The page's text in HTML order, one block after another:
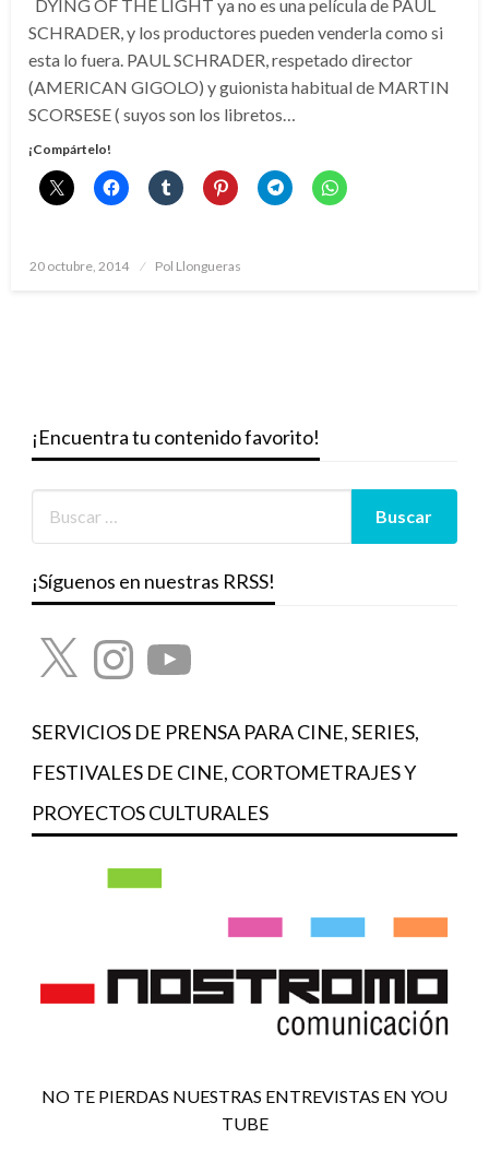
DYING OF THE LIGHT ya no es una película de PAUL
SCHRADER, y los productores pueden venderla como si
esta lo fuera. PAUL SCHRADER, respetado director
(AMERICAN GIGOLO) y guionista habitual de MARTIN
SCORSESE ( suyos son los libretos…
¡Compártelo!
Publicado
20 octubre, 2014 Pol Llongueras
¡Encuentra tu contenido favorito!
¡Síguenos en nuestras RRSS!
X InstagramYouTube
SERVICIOS DE PRENSA PARA CINE, SERIES,
FESTIVALES DE CINE, CORTOMETRAJES Y
PROYECTOS CULTURALES
NO TE PIERDAS NUESTRAS ENTREVISTAS EN YOU
TUBE